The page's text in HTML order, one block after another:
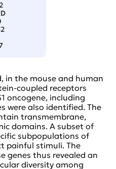
in the mouse and human
coupled receptors
oncogene, including
were also identified. The
transmembrane,
domains. A subset of
subpopulations of
painful stimuli. The
genes thus revealed an
diversity among